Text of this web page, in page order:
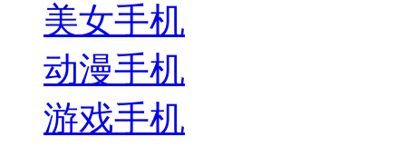
美女手机
动漫手机
游戏手机